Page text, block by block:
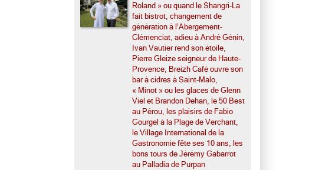
Roland » ou quand le Shangri-La
fait bistrot, changement de
génération à l’Abergement-
Clémenciat, adieu à André Génin,
Ivan Vautier rend son étoile,
Pierre Gleize seigneur de Haute-
Provence, Breizh Café ouvre son
bar à cidres à Saint-Malo,
« Minot » ou les glaces de Glenn
Viel et Brandon Dehan, le 50 Best
au Pérou, les plaisirs de Fabio
Gourgel à la Plage de Verchant,
le Village International de la
Gastronomie fête ses 10 ans, les
bons tours de Jérémy Gabarrot
au Palladia de Purpan